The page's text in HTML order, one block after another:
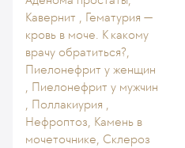
Кавернит , Гематурия —
кровь в моче. К какому
врачу обратиться?,
Пиелонефрит у женщин
, Пиелонефрит у мужчин
, Поллакиурия ,
Нефроптоз, Камень в
мочеточнике, Склероз